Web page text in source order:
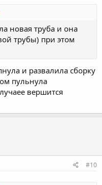
новая труба и она
трубы) при этом
и развалила сборку
пульнула
вершится
#10